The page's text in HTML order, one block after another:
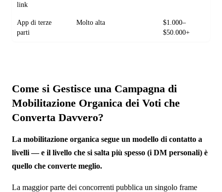
link
App di terze
parti
Molto alta
$1.000–
$50.000+
Come si Gestisce una Campagna di
Mobilitazione Organica dei Voti che
Converta Davvero?
La mobilitazione organica segue un modello di contatto a
livelli — e il livello che si salta più spesso (i DM personali) è
quello che converte meglio.
La maggior parte dei concorrenti pubblica un singolo frame